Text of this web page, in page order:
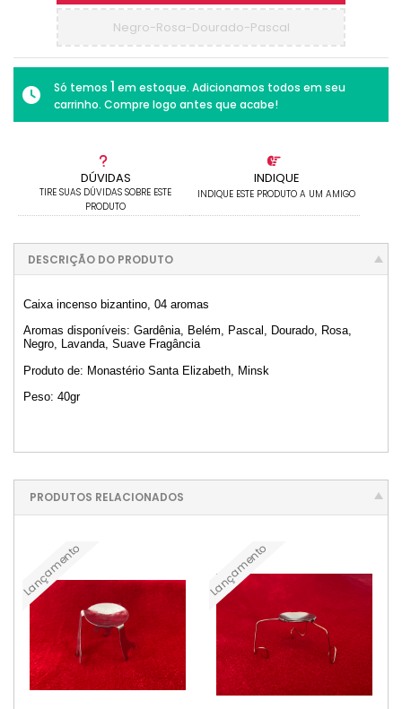
Negro-Rosa-Dourado-Pascal
Só temos 1 em estoque. Adicionamos todos em seu
carrinho. Compre logo antes que acabe!
DÚVIDAS
TIRE SUAS DÚVIDAS SOBRE ESTE
PRODUTO
INDIQUE
INDIQUE ESTE PRODUTO A UM AMIGO
DESCRIÇÃO DO PRODUTO
Caixa incenso bizantino, 04 aromas
Aromas disponíveis: Gardênia, Belém, Pascal, Dourado, Rosa,
Negro, Lavanda, Suave Fragância
Produto de: Monastério Santa Elizabeth, Minsk
Peso: 40gr
PRODUTOS RELACIONADOS
Lançamento Lançamento